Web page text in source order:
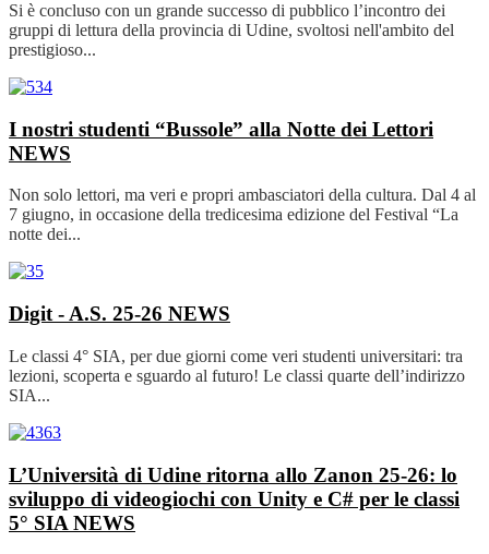
Si è concluso con un grande successo di pubblico l’incontro dei
gruppi di lettura della provincia di Udine, svoltosi nell'ambito del
prestigioso...
I nostri studenti “Bussole” alla Notte dei Lettori
NEWS
Non solo lettori, ma veri e propri ambasciatori della cultura. Dal 4 al
7 giugno, in occasione della tredicesima edizione del Festival “La
notte dei...
Digit - A.S. 25-26 NEWS
Le classi 4° SIA, per due giorni come veri studenti universitari: tra
lezioni, scoperta e sguardo al futuro! Le classi quarte dell’indirizzo
SIA...
L’Università di Udine ritorna allo Zanon 25-26: lo
sviluppo di videogiochi con Unity e C# per le classi
5° SIA NEWS